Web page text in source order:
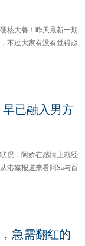
核大餐！昨天最新一期
不过大家有没有觉得赵
已融入男方
况，阿娇在感情上就经
港媒报道来看阿Sa与百
急需翻红的